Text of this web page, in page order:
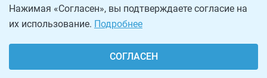
Нажимая «Согласен», вы подтверждаете согласие на
их использование. Подробнее
СОГЛАСЕН